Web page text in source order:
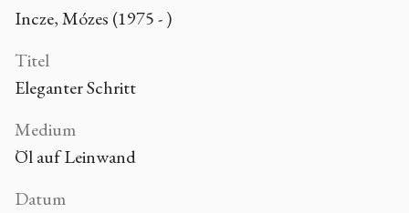
Incze, Mózes (1975 - )
Titel
Eleganter Schritt
Medium
Öl auf Leinwand
Datum